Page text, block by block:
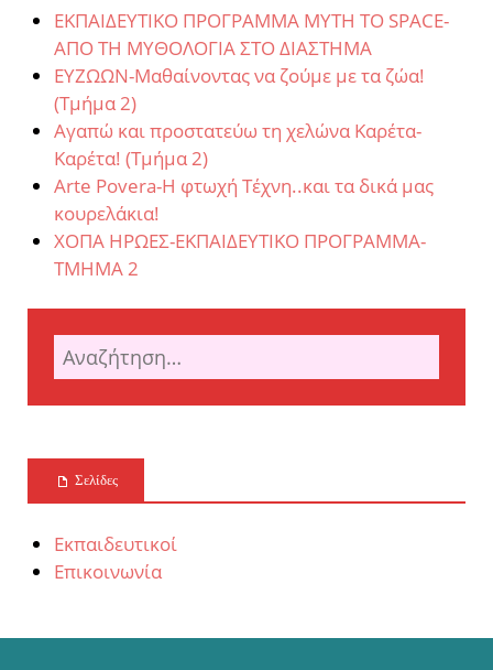
ΕΚΠΑΙΔΕΥΤΙΚΟ ΠΡΟΓΡΑΜΜΑ MYTH TO SPACE-
ΑΠΟ ΤΗ ΜΥΘΟΛΟΓΙΑ ΣΤΟ ΔΙΑΣΤΗΜΑ
ΕΥΖΩΩΝ-Μαθαίνοντας να ζούμε με τα ζώα!
(Τμήμα 2)
Αγαπώ και προστατεύω τη χελώνα Καρέτα-
Καρέτα! (Τμήμα 2)
Arte Povera-Η φτωχή Τέχνη..και τα δικά μας
κουρελάκια!
ΧΟΠΑ ΗΡΩΕΣ-ΕΚΠΑΙΔΕΥΤΙΚΟ ΠΡΟΓΡΑΜΜΑ-
ΤΜΗΜΑ 2
Σελίδες
Εκπαιδευτικοί
Επικοινωνία